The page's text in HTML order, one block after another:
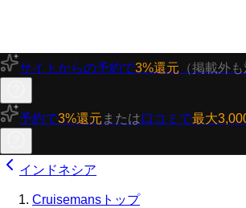
サイトからの予約で3%還元 （掲載外も
予約で3%還元 または口コミで最大
インドネシア
Cruisemansトップ